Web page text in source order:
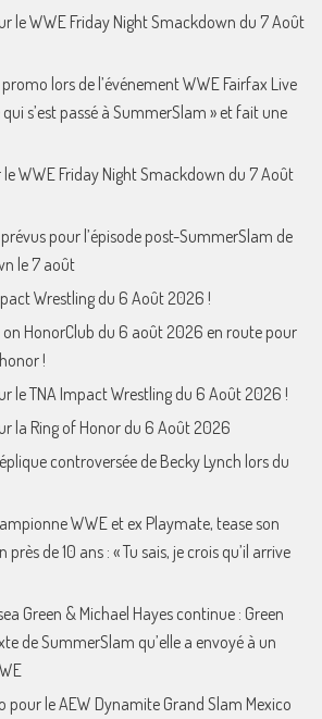
le WWE Friday Night Smackdown du 7 Août
lors de l’événement WWE Fairfax Live
s’est passé à SummerSlam » et fait une
WWE Friday Night Smackdown du 7 Août
pour l’épisode post-SummerSlam de
le 7 août
Wrestling du 6 Août 2026 !
on HonorClub du 6 août 2026 en route pour
!
le TNA Impact Wrestling du 6 Août 2026 !
la Ring of Honor du 6 Août 2026
controversée de Becky Lynch lors du
WWE et ex Playmate, tease son
de 10 ans : « Tu sais, je crois qu’il arrive
Green & Michael Hayes continue : Green
de SummerSlam qu’elle a envoyé à un
pour le AEW Dynamite Grand Slam Mexico